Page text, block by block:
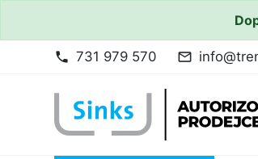
phone 731 979 570 mail_outline